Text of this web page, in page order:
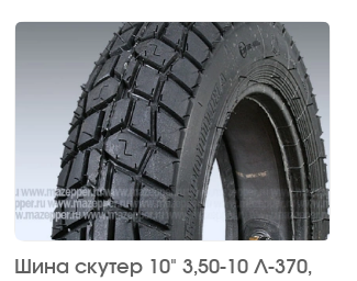
Шина скутер 10" 3,50-10 Л-370,